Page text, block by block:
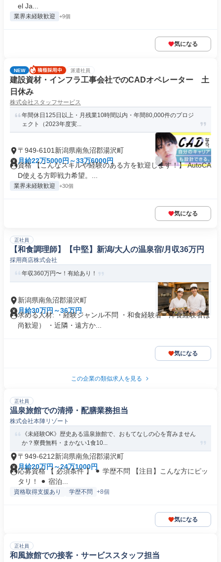
el Ja...
業界未経験歓迎 +9個
気になる
NEW 派遣社員
建設資材・インフラ工事会社でのCADオペレーター 土
日休み
株式会社スタッフサービス
年間休日125日以上・月残業10時間以内・年間80,000件のプロジ
ェクト（2023年度実...
〒949-6101新潟県南魚沼郡湯沢町
月給22万5000円～33万6000円
資格 【こんなスキルや経験のある方を歓迎します！】 AutoCA
D使える方即戦力希望。...
業界未経験歓迎 +30個
気になる
正社員
【和食調理師】【中堅】新潟/大人の温泉宿/月収36万円
採用商店株式会社
年収360万円〜！有給あり！
新潟県南魚沼郡湯沢町
月給30万円～36万円
求める人材: ・経験ジャンル不問 ・和食経験者・洋食経験者は
尚歓迎） ・近隣・遠方か...
気になる
この企業の類似求人を見る
正社員
温泉旅館での清掃・配膳業務担当
株式会社本陣リゾート
《未経験OK》歴史ある温泉旅館で、おもてなしの心を育みません
か？寮費無料・まかない1食10...
〒949-6212新潟県南魚沼郡湯沢町
月給20万円～24万1000円
応募資格 【 必須条件 】 ⚫︎ 学歴不問 【注目】こんな方にピッ
タリ！ ⚫︎ 宿泊...
資格取得支援あり 学歴不問 +8個
気になる
正社員
和風旅館での接客・サービススタッフ担当